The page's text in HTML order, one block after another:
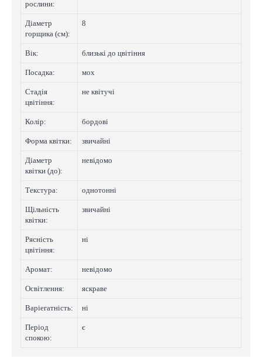
рослини:
Діаметр
горщика (см):
8
Вік: близькі до цвітіння
Посадка: мох
Стадія
цвітіння:
не квітучі
Колip: бордові
Форма квітки: звичайні
Діаметр
квітки (до):
невідомо
Текстура: однотонні
Щільність
квітки:
звичайні
Рясність
цвітіння:
нi
Аромат: невідомо
Освітлення: яскраве
Варіегатнicть: нi
Період
спокою:
є